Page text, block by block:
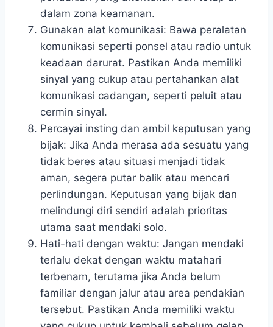
dalam zona keamanan.
Gunakan alat komunikasi: Bawa peralatan
komunikasi seperti ponsel atau radio untuk
keadaan darurat. Pastikan Anda memiliki
sinyal yang cukup atau pertahankan alat
komunikasi cadangan, seperti peluit atau
cermin sinyal.
Percayai insting dan ambil keputusan yang
bijak: Jika Anda merasa ada sesuatu yang
tidak beres atau situasi menjadi tidak
aman, segera putar balik atau mencari
perlindungan. Keputusan yang bijak dan
melindungi diri sendiri adalah prioritas
utama saat mendaki solo.
Hati-hati dengan waktu: Jangan mendaki
terlalu dekat dengan waktu matahari
terbenam, terutama jika Anda belum
familiar dengan jalur atau area pendakian
tersebut. Pastikan Anda memiliki waktu